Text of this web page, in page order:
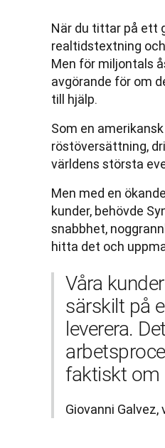
När du tittar på ett
realtidstextning
Men för miljontals
avgörande för om
till hjälp.
Som en
röstöversättning,
världens största
Men med en
kunder, behövde
snabbhet,
hitta det och
Våra
särskilt på
leverera.
faktiskt om
Giovanni